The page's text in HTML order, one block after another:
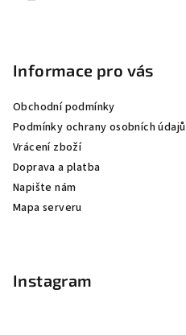
Informace pro vás
Obchodní podmínky
Podmínky ochrany osobních údajů
Vrácení zboží
Doprava a platba
Napište nám
Mapa serveru
Instagram